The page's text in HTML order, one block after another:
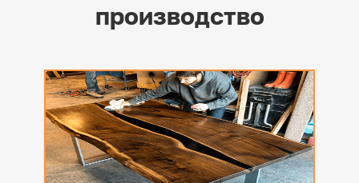
производство